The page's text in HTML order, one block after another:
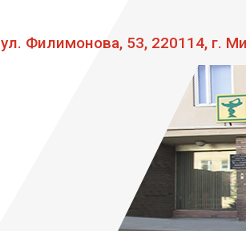
ул. Филимонова, 53, 220114, г.